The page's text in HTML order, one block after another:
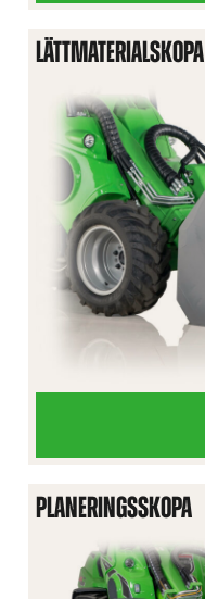
LÄTTMATERIALSKOPA
PLANERINGSSKOPA